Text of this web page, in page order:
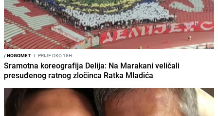
/NOGOMET I PRIJE OKO 18H
Sramotna koreografija Delija: Na Marakani veličali
presuđenog ratnog zločinca Ratka Mladića